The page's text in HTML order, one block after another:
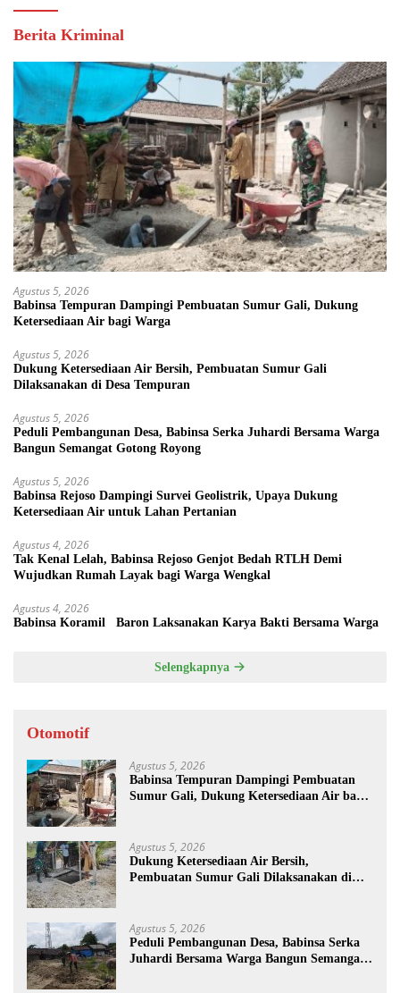
Berita Kriminal
Agustus 5, 2026
Babinsa Tempuran Dampingi Pembuatan Sumur Gali, Dukung
Ketersediaan Air bagi Warga
Agustus 5, 2026
Dukung Ketersediaan Air Bersih, Pembuatan Sumur Gali
Dilaksanakan di Desa Tempuran
Agustus 5, 2026
Peduli Pembangunan Desa, Babinsa Serka Juhardi Bersama Warga
Bangun Semangat Gotong Royong
Agustus 5, 2026
Babinsa Rejoso Dampingi Survei Geolistrik, Upaya Dukung
Ketersediaan Air untuk Lahan Pertanian
Agustus 4, 2026
Tak Kenal Lelah, Babinsa Rejoso Genjot Bedah RTLH Demi
Wujudkan Rumah Layak bagi Warga Wengkal
Agustus 4, 2026
Babinsa Koramil Baron Laksanakan Karya Bakti Bersama Warga
Selengkapnya
Otomotif
Agustus 5, 2026
Babinsa Tempuran Dampingi Pembuatan
Sumur Gali, Dukung Ketersediaan Air bagi
Agustus 5, 2026
Dukung Ketersediaan Air Bersih,
Pembuatan Sumur Gali Dilaksanakan di
Agustus 5, 2026
Peduli Pembangunan Desa, Babinsa Serka
Juhardi Bersama Warga Bangun Semangat